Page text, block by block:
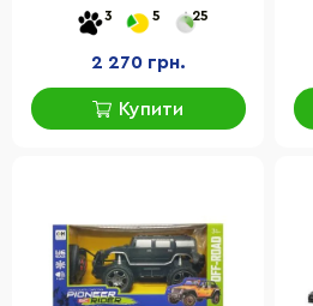
Racing ZIPP Toys C013
green, з камерою, зелений
3 5 25
2 270 грн.
Купити